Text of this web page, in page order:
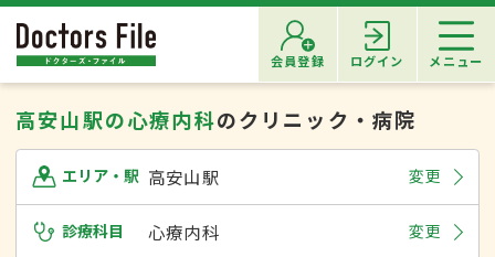
会員登録 ログイン メニュー
高安山駅の心療内科のクリニック・病院
エリア・駅 高安山駅 変更
診療科目 心療内科 変更